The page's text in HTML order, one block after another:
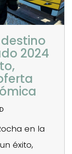
2024
en la
éxito,